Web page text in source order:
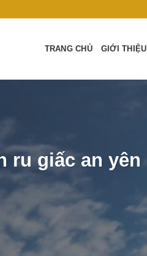
TRANG CHỦ GIỚI THIỆU
ru giấc an yên